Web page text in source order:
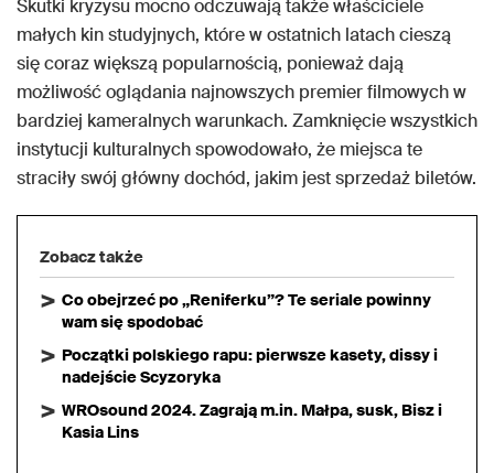
Skutki kryzysu mocno odczuwają także właściciele
małych kin studyjnych, które w ostatnich latach cieszą
się coraz większą popularnością, ponieważ dają
możliwość oglądania najnowszych premier filmowych w
bardziej kameralnych warunkach. Zamknięcie wszystkich
instytucji kulturalnych spowodowało, że miejsca te
straciły swój główny dochód, jakim jest sprzedaż biletów.
Zobacz także
Co obejrzeć po „Reniferku”? Te seriale powinny
wam się spodobać
Początki polskiego rapu: pierwsze kasety, dissy i
nadejście Scyzoryka
WROsound 2024. Zagrają m.in. Małpa, susk, Bisz i
Kasia Lins